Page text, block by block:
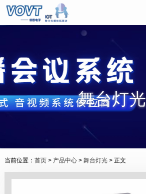
舞台灯光
当前位置： 首页> 产品中心> 舞台灯光> 正文